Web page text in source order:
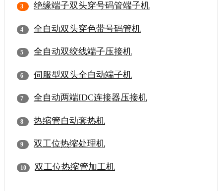
绝缘端子双头穿号码管端子机
全自动双头穿色带号码管机
全自动双绞线端子压接机
伺服型双头全自动端子机
全自动两端IDC连接器压接机
热缩管自动套热机
双工位热缩处理机
双工位热缩管加工机